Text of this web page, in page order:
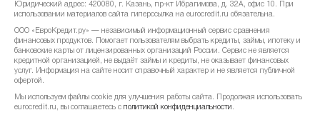
Юридический адрес: 420080, г. Казань, пр-кт Ибрагимова, д. 32А, офис 10. При
использовании материалов сайта гиперссылка на eurocredit.ru обязательна.
ООО «ЕвроКредит.ру» — независимый информационный сервис сравнения
финансовых продуктов. Помогает пользователям выбрать кредиты, займы, ипотеку и
банковские карты от лицензированных организаций России. Сервис не является
кредитной организацией, не выдаёт займы и кредиты, не оказывает финансовых
услуг. Информация на сайте носит справочный характер и не является публичной
офертой.
Мы используем файлы cookie для улучшения работы сайта. Продолжая использовать
eurocredit.ru, вы соглашаетесь с политикой конфиденциальности